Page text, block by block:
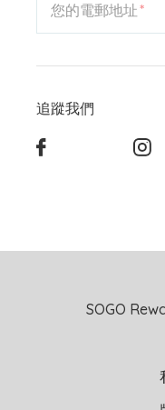
您的電郵地址
追蹤我們
SOGO